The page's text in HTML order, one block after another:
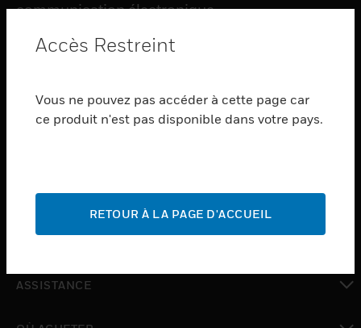
communication électronique.
PRODUCTS
SERVICES
toggle view
toggle view
ASSISTANCE
Accès Restreint
Vous ne pouvez pas accéder à cette page car
ce produit n'est pas disponible dans votre pays.
RETOUR À LA PAGE D'ACCUEIL